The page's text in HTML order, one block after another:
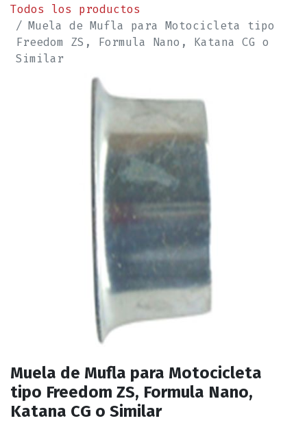
Todos los productos
Muela de Mufla para Motocicleta tipo
Freedom ZS, Formula Nano, Katana CG o
Similar
Muela de Mufla para Motocicleta
tipo Freedom ZS, Formula Nano,
Katana CG o Similar